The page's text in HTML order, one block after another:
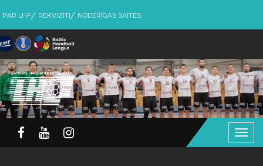
PAR LHF REKVIZĪTI NODERĪGAS SAITES